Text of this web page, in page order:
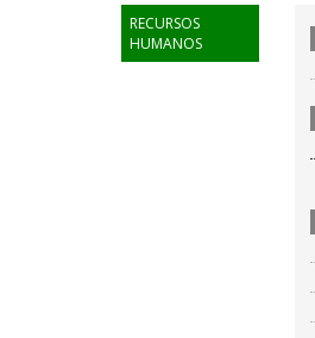
RECURSOS
HUMANOS